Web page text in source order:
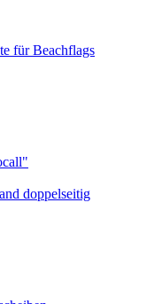
für Beachflags
doppelseitig